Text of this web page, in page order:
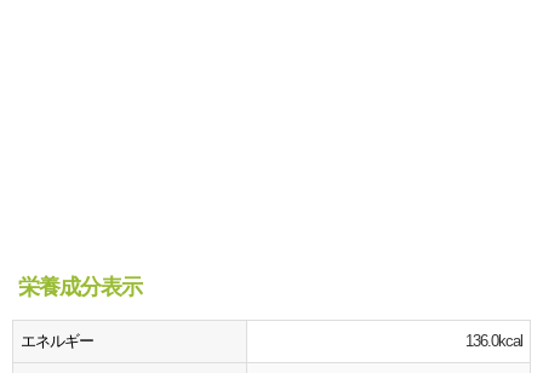
栄養成分表示
エネルギー 136.0kcal